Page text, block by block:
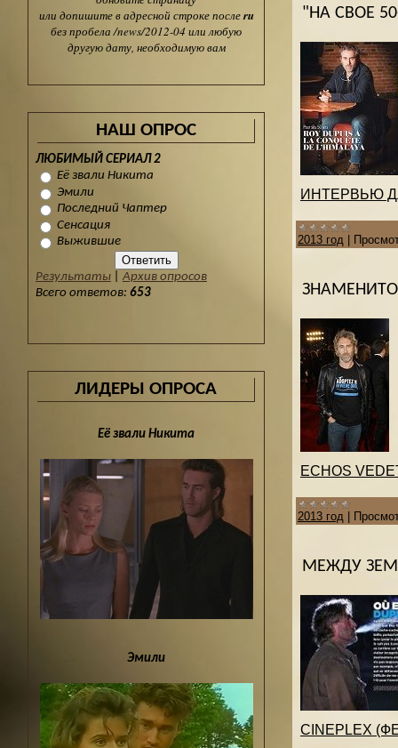
или допишите в адресной строке послеru
без пробела /news/2012-04 или любую
другую дату, необходимую вам
НАШ ОПРОС
ЛЮБИМЫЙ СЕРИАЛ 2
Её звали Никита
Эмили
Последний Чаптер
Сенсация
Выжившие
Результаты
Архив опросов
Всего ответов: 653
ЛИДЕРЫ ОПРОСА
Её звали Никита
Эмили
"НА СВОЕ
ИНТЕРВЬЮ
2013 год
ECHOS
2013 год
МЕЖДУ
CINEPLEX